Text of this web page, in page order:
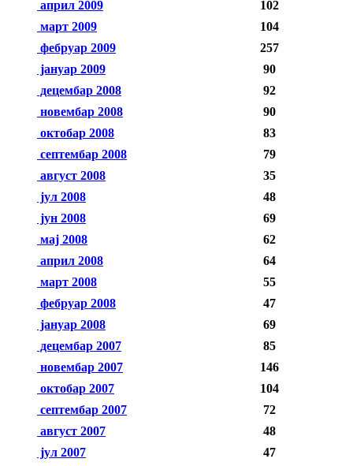
април 2009
102
март 2009
104
фебруар 2009
257
јануар 2009
90
децембар 2008
92
новембар 2008
90
октобар 2008
83
септембар 2008
79
август 2008
35
јул 2008
48
јун 2008
69
мај 2008
62
април 2008
64
март 2008
55
фебруар 2008
47
јануар 2008
69
децембар 2007
85
новембар 2007
146
октобар 2007
104
септембар 2007
72
август 2007
48
јул 2007
47